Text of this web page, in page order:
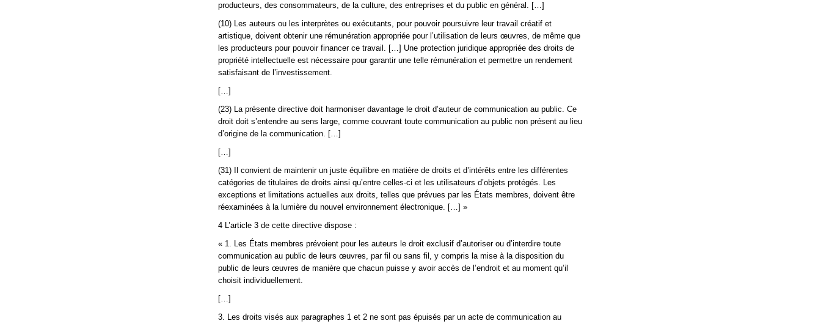
producteurs, des consommateurs, de la culture, des entreprises et du public en général. […]
(10) Les auteurs ou les interprètes ou exécutants, pour pouvoir poursuivre leur travail créatif et
artistique, doivent obtenir une rémunération appropriée pour l’utilisation de leurs œuvres, de même que
les producteurs pour pouvoir financer ce travail. […] Une protection juridique appropriée des droits de
propriété intellectuelle est nécessaire pour garantir une telle rémunération et permettre un rendement
satisfaisant de l’investissement.
[…]
(23) La présente directive doit harmoniser davantage le droit d’auteur de communication au public. Ce
droit doit s’entendre au sens large, comme couvrant toute communication au public non présent au lieu
d’origine de la communication. […]
[…]
(31) Il convient de maintenir un juste équilibre en matière de droits et d’intérêts entre les différentes
catégories de titulaires de droits ainsi qu’entre celles-ci et les utilisateurs d’objets protégés. Les
exceptions et limitations actuelles aux droits, telles que prévues par les États membres, doivent être
réexaminées à la lumière du nouvel environnement électronique. […] »
4 L’article 3 de cette directive dispose :
« 1. Les États membres prévoient pour les auteurs le droit exclusif d’autoriser ou d’interdire toute
communication au public de leurs œuvres, par fil ou sans fil, y compris la mise à la disposition du
public de leurs œuvres de manière que chacun puisse y avoir accès de l’endroit et au moment qu’il
choisit individuellement.
[…]
3. Les droits visés aux paragraphes 1 et 2 ne sont pas épuisés par un acte de communication au